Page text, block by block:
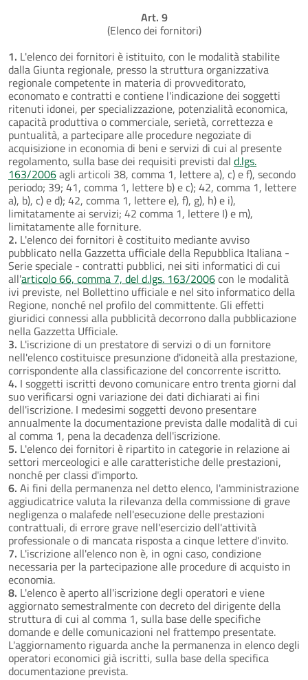
Art. 9
(Elenco dei fornitori)
1. L'elenco dei fornitori è istituito, con le modalità stabilite
dalla Giunta regionale, presso la struttura organizzativa
regionale competente in materia di provveditorato,
economato e contratti e contiene l'indicazione dei soggetti
ritenuti idonei, per specializzazione, potenzialità economica,
capacità produttiva o commerciale, serietà, correttezza e
puntualità, a partecipare alle procedure negoziate di
acquisizione in economia di beni e servizi di cui al presente
regolamento, sulla base dei requisiti previsti dal d.lgs.
163/2006agli articoli 38, comma 1, lettere a), c) e f), secondo
periodo; 39; 41, comma 1, lettere b) e c); 42, comma 1, lettere
a), b), c) e d); 42, comma 1, lettere e), f), g), h) e i),
limitatamente ai servizi; 42 comma 1, lettere I) e m),
limitatamente alle forniture.
2. L'elenco dei fornitori è costituito mediante avviso
pubblicato nella Gazzetta ufficiale della Repubblica Italiana -
Serie speciale - contratti pubblici, nei siti informatici di cui
all'articolo 66, comma 7, del d.lgs. 163/2006con le modalità
ivi previste, nel Bollettino ufficiale e nel sito informatico della
Regione, nonché nel profilo del committente. Gli effetti
giuridici connessi alla pubblicità decorrono dalla pubblicazione
nella Gazzetta Ufficiale.
3. L'iscrizione di un prestatore di servizi o di un fornitore
nell'elenco costituisce presunzione d'idoneità alla prestazione,
corrispondente alla classificazione del concorrente iscritto.
4. I soggetti iscritti devono comunicare entro trenta giorni dal
suo verificarsi ogni variazione dei dati dichiarati ai fini
dell'iscrizione. I medesimi soggetti devono presentare
annualmente la documentazione prevista dalle modalità di cui
al comma 1, pena la decadenza dell'iscrizione.
5. L'elenco dei fornitori è ripartito in categorie in relazione ai
settori merceologici e alle caratteristiche delle prestazioni,
nonché per classi d'importo.
6. Ai fini della permanenza nel detto elenco, l'amministrazione
aggiudicatrice valuta la rilevanza della commissione di grave
negligenza o malafede nell'esecuzione delle prestazioni
contrattuali, di errore grave nell'esercizio dell'attività
professionale o di mancata risposta a cinque lettere d'invito.
7. L'iscrizione all'elenco non è, in ogni caso, condizione
necessaria per la partecipazione alle procedure di acquisto in
economia.
8. L'elenco è aperto all'iscrizione degli operatori e viene
aggiornato semestralmente con decreto del dirigente della
struttura di cui al comma 1, sulla base delle specifiche
domande e delle comunicazioni nel frattempo presentate.
L'aggiornamento riguarda anche la permanenza in elenco degli
operatori economici già iscritti, sulla base della specifica
documentazione prevista.